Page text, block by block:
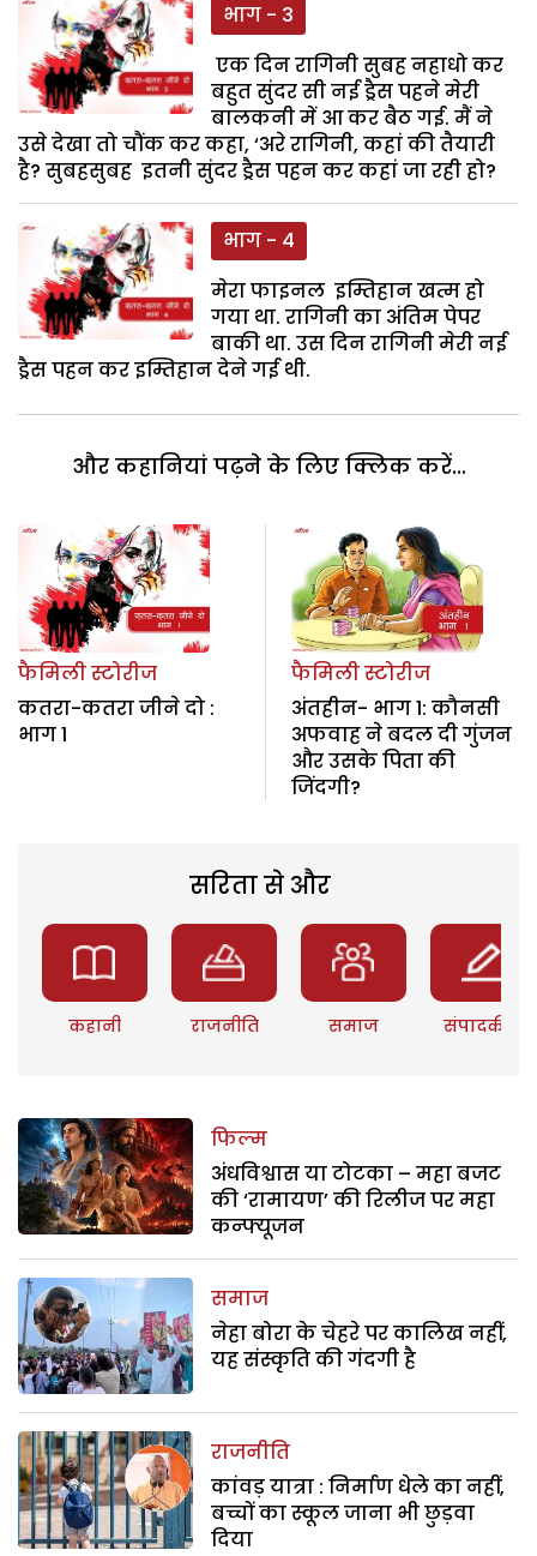
भाग - 3
एक दिन रागिनी सुबह नहाधो कर
बहुत सुंदर सी नई ड्रैस पहने मेरी
बालकनी में आ कर बैठ गई. मैं ने
उसे देखा तो चौंक कर कहा, ‘अरे रागिनी, कहां की तैयारी
है? सुबहसुबह इतनी सुंदर ड्रैस पहन कर कहां जा रही हो?
भाग - 4
मेरा फाइनल इम्तिहान खत्म हो
गया था. रागिनी का अंतिम पेपर
बाकी था. उस दिन रागिनी मेरी नई
ड्रैस पहन कर इम्तिहान देने गई थी.
और कहानियां पढ़ने के लिए क्लिक करें...
फैमिली स्टोरीज
कतरा-कतरा जीने दो :
भाग 1
फैमिली स्टोरीज
अंतहीन- भाग 1: कौनसी
अफवाह ने बदल दी गुंजन
और उसके पिता की
जिंदगी?
सरिता से और
कहानी राजनीति समाज संपादकीय
फिल्म
अंधविश्वास या टोटका – महा बजट
की ‘रामायण’ की रिलीज पर महा
कन्फ्यूजन
समाज
नेहा बोरा के चेहरे पर कालिख नहीं,
यह संस्कृति की गंदगी है
राजनीति
कांवड़ यात्रा : निर्माण धेले का नहीं,
बच्चों का स्कूल जाना भी छुड़वा
दिया